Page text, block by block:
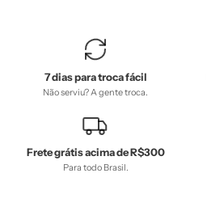
desconto-
Frio,
SALE-
FINAL,
tab-
7 dias para troca fácil
Não serviu? A gente troca.
Frete grátis acima de R$300
Para todo Brasil.